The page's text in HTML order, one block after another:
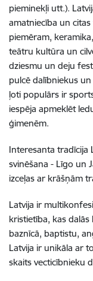
pieminekļi utt.).
amatniecība un
piemēram,
teātru kultūra un
dziesmu un deju
pulcē dalībniekus
ļoti populārs ir
iespēja apmeklēt
ģimenēm.
Interesanta tradīcija
svinēšana - Līgo un
izceļas ar krāšņām
Latvija ir
kristietība, kas
baznīcā, baptistu,
Latvija ir unikāla ar
skaits vecticībnieku